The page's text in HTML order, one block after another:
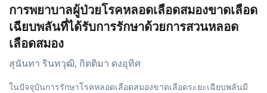
การพยาบาลผู้ป่วยโรคหลอดเลือดสมองขาดเลือด
เฉียบพลันที่ได้รับการรักษาด้วยการสวนหลอด
เลือดสมอง
สุนันทา รินทวุฒิ, กิตติมา ดงอุทิศ
ในปัจจุบันการรักษาโรคหลอดเลือดสมองขาดเลือดระยะเฉียบพลันมี